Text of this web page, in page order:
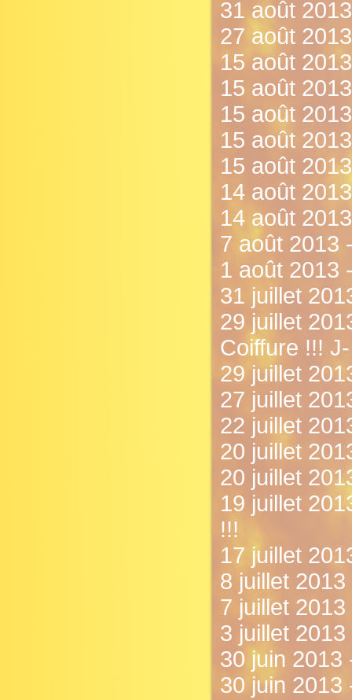
31 août
27 août
15 août
15 août
15 août
15 août
15 août
14 août
14 août
7 août 2013
1 août 2013
31 juillet
29 juillet
Coiffure !!!
29 juillet
27 juillet
22 juillet
20 juillet
20 juillet
19 juillet
!!!
17 juillet
8 juillet
7 juillet
3 juillet
30 juin 2013
30 juin 2013